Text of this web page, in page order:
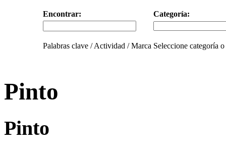
Encontrar: Categoría:
Palabras clave / Actividad / Marca Seleccione categoría
Pinto
Pinto